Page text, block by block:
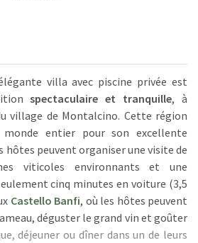
villa avec piscine privée est
spectaculaire et tranquille, à
village de Montalcino. Cette région
entier pour son excellente
hôtes peuvent organiser une visite de
viticoles environnants et une
cinq minutes en voiture (3,5
Castello Banfi, où les hôtes peuvent
déguster le grand vin et goûter
déjeuner ou dîner dans un de leurs